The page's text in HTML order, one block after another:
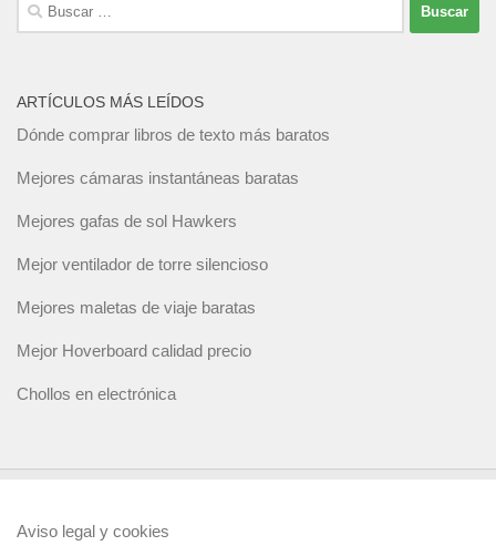
ARTÍCULOS MÁS LEÍDOS
Dónde comprar libros de texto más baratos
Mejores cámaras instantáneas baratas
Mejores gafas de sol Hawkers
Mejor ventilador de torre silencioso
Mejores maletas de viaje baratas
Mejor Hoverboard calidad precio
Chollos en electrónica
Aviso legal y cookies